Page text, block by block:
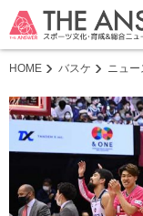
HOME バスケ ニュー